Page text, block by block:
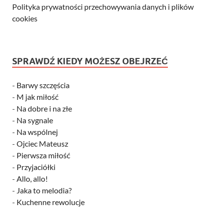
Polityka prywatności przechowywania danych i plików
cookies
SPRAWDŹ KIEDY MOŻESZ OBEJRZEĆ
- Barwy szczęścia
- M jak miłość
- Na dobre i na złe
- Na sygnale
- Na wspólnej
- Ojciec Mateusz
- Pierwsza miłość
- Przyjaciółki
- Allo, allo!
- Jaka to melodia?
- Kuchenne rewolucje